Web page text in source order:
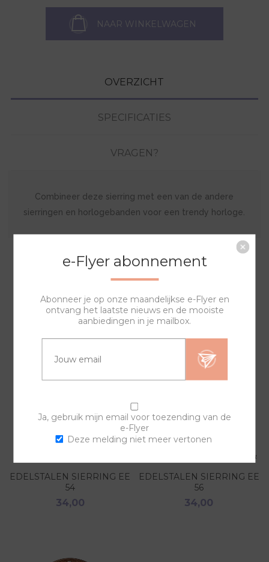
NAAR WINKELWAGEN
OVERZICHT
SPECIFICATIES
VRAGEN?
Combineer deze sierring met een van de andere
sierringen en horlogebanden voor een trendy horloge.
GERELATEERDE PRODUCTEN
EDELSTALEN SIERRING EE
54
34,00
EDELSTALEN SIERRING EE
56
34,00
e-Flyer abonnement
Abonneer je op onze maandelijkse e-Flyer en
ontvang het laatste nieuws en de mooiste
aanbiedingen in je mailbox.
Ja, gebruik mijn email voor toezending van de
e-Flyer
Deze melding niet meer vertonen